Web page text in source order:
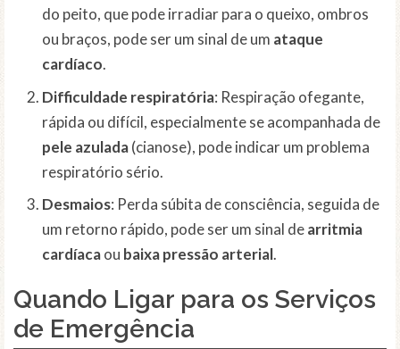
do peito, que pode irradiar para o queixo, ombros
ou braços, pode ser um sinal de um ataque
cardíaco.
Difficuldade respiratória: Respiração ofegante,
rápida ou difícil, especialmente se acompanhada de
pele azulada(cianose), pode indicar um problema
respiratório sério.
Desmaios: Perda súbita de consciência, seguida de
um retorno rápido, pode ser um sinal dearritmia
cardíacaou baixa pressão arterial.
Quando Ligar para os Serviços
de Emergência